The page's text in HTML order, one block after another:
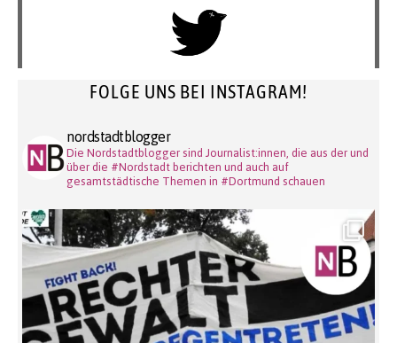
FOLGE UNS BEI INSTAGRAM!
nordstadtblogger
Die Nordstadtblogger sind Journalist:innen, die aus der und
über die #Nordstadt berichten und auch auf
gesamtstädtische Themen in #Dortmund schauen